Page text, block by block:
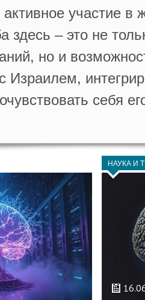
участие в
здесь – это не
но и
Израилем,
себя
НАУКА И